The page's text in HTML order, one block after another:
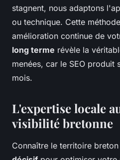
stagnent, nous adaptons
ou technique. Cette
amélioration continue de
long terme révèle la
menées, car le SEO produit
mois.
L'expertise locale
visibilité bretonne
Connaître le territoire